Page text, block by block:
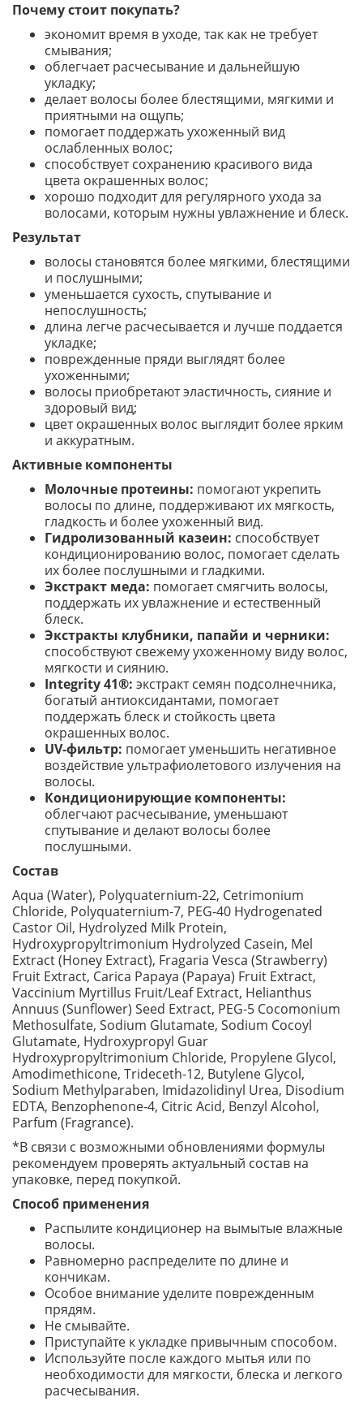
Почему стоит покупать?
экономит время в уходе, так как не требует
смывания;
облегчает расчесывание и дальнейшую
укладку;
делает волосы более блестящими, мягкими и
приятными на ощупь;
помогает поддержать ухоженный вид
ослабленных волос;
способствует сохранению красивого вида
цвета окрашенных волос;
хорошо подходит для регулярного ухода за
волосами, которым нужны увлажнение и блеск.
Результат
волосы становятся более мягкими, блестящими
и послушными;
уменьшается сухость, спутывание и
непослушность;
длина легче расчесывается и лучше поддается
укладке;
поврежденные пряди выглядят более
ухоженными;
волосы приобретают эластичность, сияние и
здоровый вид;
цвет окрашенных волос выглядит более ярким
и аккуратным.
Активные компоненты
Молочные протеины: помогают укрепить
волосы по длине, поддерживают их мягкость,
гладкость и более ухоженный вид.
Гидролизованный казеин: способствует
кондиционированию волос, помогает сделать
их более послушными и гладкими.
Экстракт меда: помогает смягчить волосы,
поддержать их увлажнение и естественный
блеск.
Экстракты клубники, папайи и черники:
способствуют свежему ухоженному виду волос,
мягкости и сиянию.
Integrity 41®: экстракт семян подсолнечника,
богатый антиоксидантами, помогает
поддержать блеск и стойкость цвета
окрашенных волос.
UV-фильтр: помогает уменьшить негативное
воздействие ультрафиолетового излучения на
волосы.
Кондиционирующие компоненты:
облегчают расчесывание, уменьшают
спутывание и делают волосы более
послушными.
Состав
Aqua (Water), Polyquaternium-22, Cetrimonium
Chloride, Polyquaternium-7, PEG-40 Hydrogenated
Castor Oil, Hydrolyzed Milk Protein,
Hydroxypropyltrimonium Hydrolyzed Casein, Mel
Extract (Honey Extract), Fragaria Vesca (Strawberry)
Fruit Extract, Carica Papaya (Papaya) Fruit Extract,
Vaccinium Myrtillus Fruit/Leaf Extract, Helianthus
Annuus (Sunflower) Seed Extract, PEG-5 Cocomonium
Methosulfate, Sodium Glutamate, Sodium Cocoyl
Glutamate, Hydroxypropyl Guar
Hydroxypropyltrimonium Chloride, Propylene Glycol,
Amodimethicone, Trideceth-12, Butylene Glycol,
Sodium Methylparaben, Imidazolidinyl Urea, Disodium
EDTA, Benzophenone-4, Citric Acid, Benzyl Alcohol,
Parfum (Fragrance).
*В связи с возможными обновлениями формулы
рекомендуем проверять актуальный состав на
упаковке, перед покупкой.
Способ применения
Распылите кондиционер на вымытые влажные
волосы.
Равномерно распределите по длине и
кончикам.
Особое внимание уделите поврежденным
прядям.
Не смывайте.
Приступайте к укладке привычным способом.
Используйте после каждого мытья или по
необходимости для мягкости, блеска и легкого
расчесывания.